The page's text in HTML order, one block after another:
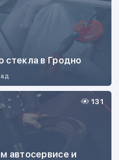
стекла в Гродно
автосервисе и
131